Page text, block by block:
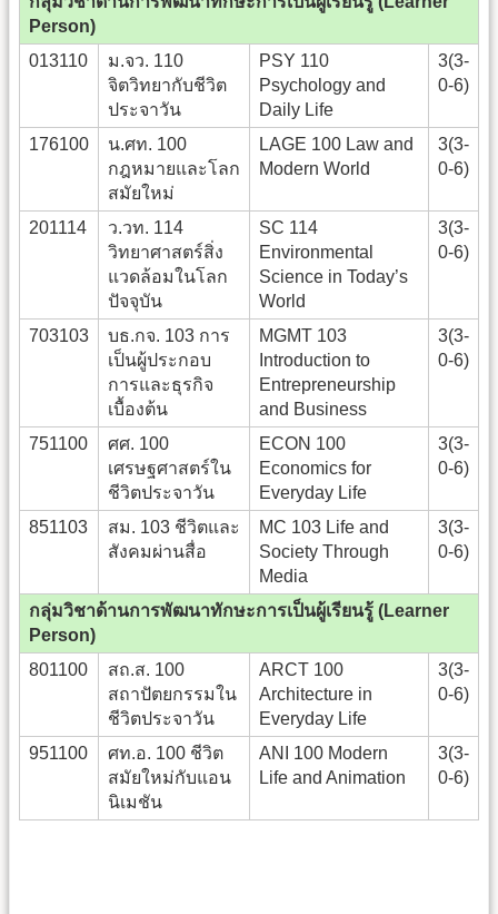
Person)
013110
ม.จว. 110
จิตวิทยากับชีวิต
ประจาวัน
PSY 110
Psychology and
Daily Life
3(3-
0-6)
176100
น.ศท. 100
กฎหมายและโลก
สมัยใหม่
LAGE 100 Law and
Modern World
3(3-
0-6)
201114
ว.วท. 114
วิทยาศาสตร์สิ่ง
แวดล้อมในโลก
ปัจจุบัน
SC 114
Environmental
Science in Today’s
World
3(3-
0-6)
703103
บธ.กจ. 103 การ
เป็นผู้ประกอบ
การและธุรกิจ
เบื้องต้น
MGMT 103
Introduction to
Entrepreneurship
and Business
3(3-
0-6)
751100
ศศ. 100
เศรษฐศาสตร์ใน
ชีวิตประจาวัน
ECON 100
Economics for
Everyday Life
3(3-
0-6)
851103
สม. 103 ชีวิตและ
สังคมผ่านสื่อ
MC 103 Life and
Society Through
Media
3(3-
0-6)
กลุ่มวิชาด้านการพัฒนาทักษะการเป็นผู้เรียนรู้ (Learner
Person)
801100
สถ.ส. 100
สถาปัตยกรรมใน
ชีวิตประจาวัน
ARCT 100
Architecture in
Everyday Life
3(3-
0-6)
951100
ศท.อ. 100 ชีวิต
สมัยใหม่กับแอน
นิเมชัน
ANI 100 Modern
Life and Animation
3(3-
0-6)